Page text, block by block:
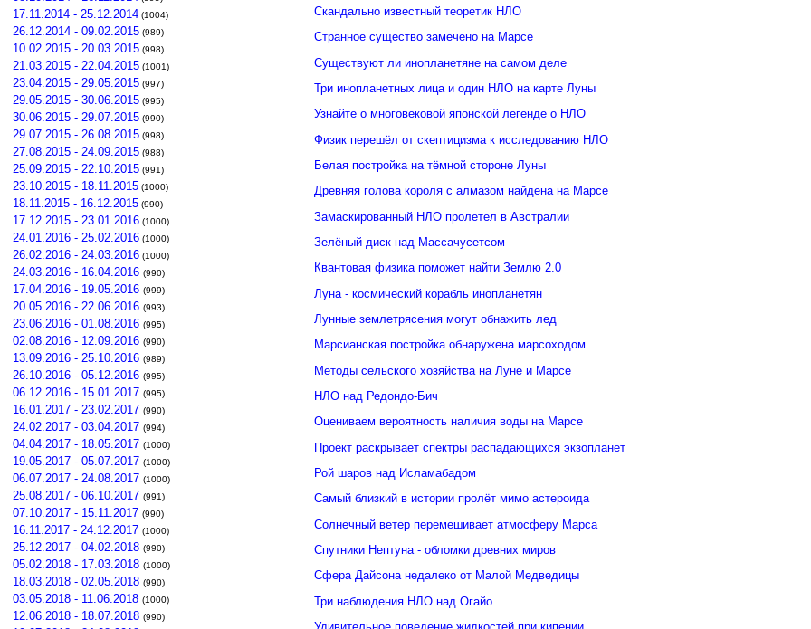
17.11.2014 - 25.12.2014 (1004)
26.12.2014 - 09.02.2015 (989)
10.02.2015 - 20.03.2015 (998)
21.03.2015 - 22.04.2015 (1001)
23.04.2015 - 29.05.2015 (997)
29.05.2015 - 30.06.2015 (995)
30.06.2015 - 29.07.2015 (990)
29.07.2015 - 26.08.2015 (998)
27.08.2015 - 24.09.2015 (988)
25.09.2015 - 22.10.2015 (991)
23.10.2015 - 18.11.2015 (1000)
18.11.2015 - 16.12.2015 (990)
17.12.2015 - 23.01.2016 (1000)
24.01.2016 - 25.02.2016 (1000)
26.02.2016 - 24.03.2016 (1000)
24.03.2016 - 16.04.2016 (990)
17.04.2016 - 19.05.2016 (999)
20.05.2016 - 22.06.2016 (993)
23.06.2016 - 01.08.2016 (995)
02.08.2016 - 12.09.2016 (990)
13.09.2016 - 25.10.2016 (989)
26.10.2016 - 05.12.2016 (995)
06.12.2016 - 15.01.2017 (995)
16.01.2017 - 23.02.2017 (990)
24.02.2017 - 03.04.2017 (994)
04.04.2017 - 18.05.2017 (1000)
19.05.2017 - 05.07.2017 (1000)
06.07.2017 - 24.08.2017 (1000)
25.08.2017 - 06.10.2017 (991)
07.10.2017 - 15.11.2017 (990)
16.11.2017 - 24.12.2017 (1000)
25.12.2017 - 04.02.2018 (990)
05.02.2018 - 17.03.2018 (1000)
18.03.2018 - 02.05.2018 (990)
03.05.2018 - 11.06.2018 (1000)
12.06.2018 - 18.07.2018 (990)
Скандально известный теоретик НЛО
Странное существо замечено на Марсе
Существуют ли инопланетяне на самом деле
Три инопланетных лица и один НЛО на карте Луны
Узнайте о многовековой японской легенде о НЛО
Физик перешёл от скептицизма к исследованию НЛО
Белая постройка на тёмной стороне Луны
Древняя голова короля с алмазом найдена на Марсе
Замаскированный НЛО пролетел в Австралии
Зелёный диск над Массачусетсом
Квантовая физика поможет найти Землю 2.0
Луна - космический корабль инопланетян
Лунные землетрясения могут обнажить лед
Марсианская постройка обнаружена марсоходом
Методы сельского хозяйства на Луне и Марсе
НЛО над Редондо-Бич
Оцениваем вероятность наличия воды на Марсе
Проект раскрывает спектры распадающихся экзопланет
Рой шаров над Исламабадом
Самый близкий в истории пролёт мимо астероида
Солнечный ветер перемешивает атмосферу Марса
Спутники Нептуна - обломки древних миров
Сфера Дайсона недалеко от Малой Медведицы
Три наблюдения НЛО над Огайо